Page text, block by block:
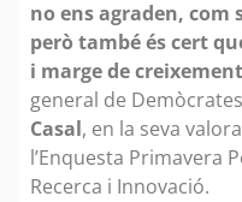
no ens agraden, com
però també és cert
i marge de
general de
Casal, en la seva
l’Enquesta Primavera
Recerca i Innovació.